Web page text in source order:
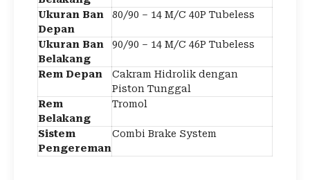
Ukuran Ban
Depan
80/90 – 14 M/C 40P Tubeless
Ukuran Ban
Belakang
90/90 – 14 M/C 46P Tubeless
Rem Depan
Cakram Hidrolik dengan
Piston Tunggal
Rem
Belakang
Tromol
Sistem
Pengereman
Combi Brake System